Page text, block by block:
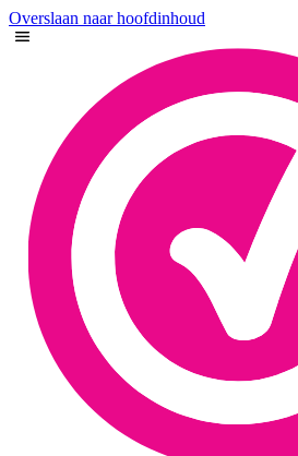
Overslaan naar hoofdinhoud